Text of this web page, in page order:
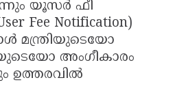
യൂസർ ഫീ
Fee Notification)
മന്ത്രിയുടെയോ
അംഗീകാരം
ഉത്തരവിൽ